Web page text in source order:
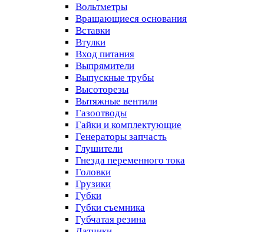
Вольтметры
Вращающиеся основания
Вставки
Втулки
Вход питания
Выпрямители
Выпускные трубы
Высоторезы
Вытяжные вентили
Газоотводы
Гайки и комплектующие
Генераторы запчасть
Глушители
Гнезда переменного тока
Головки
Грузики
Губки
Губки съемника
Губчатая резина